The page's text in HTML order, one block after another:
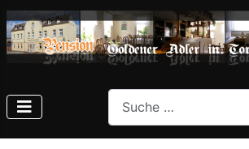
Search